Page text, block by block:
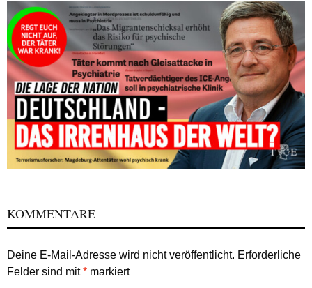
KOMMENTARE
Deine E-Mail-Adresse wird nicht veröffentlicht. Erforderliche
Felder sind mit* markiert